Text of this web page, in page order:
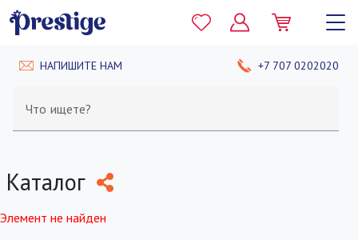
НАПИШИТЕ НАМ +7 707 0202020
Что ищете?
Каталог
Элемент не найден